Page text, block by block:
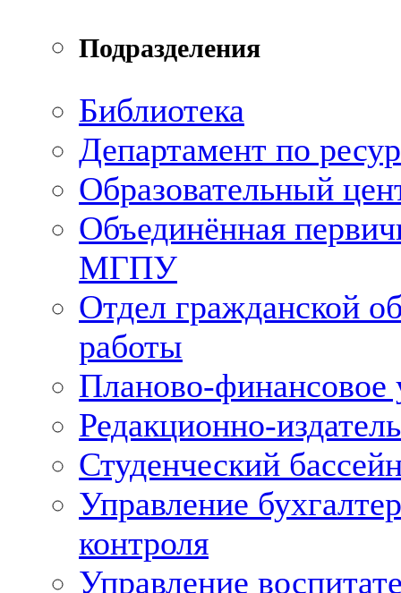
Подразделения
Библиотека
Департамент по
Образовательный
Объединённая
МГПУ
Отдел гражданской
работы
Планово-финансовое
Редакционно-
Студенческий
Управление
контроля
Управление